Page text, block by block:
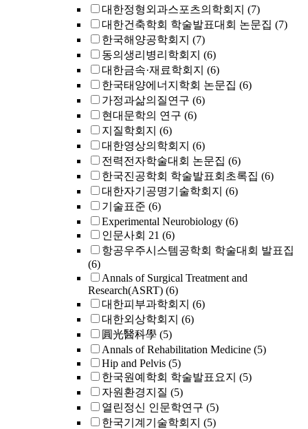
대한정형외과스포츠의학회지 (7)
대한건축학회 학술발표대회 논문집 (7)
한국해양공학회지 (7)
동의생리병리학회지 (6)
대한금속·재료학회지 (6)
한국태양에너지학회 논문집 (6)
가정과삶의질연구 (6)
현대문학의 연구 (6)
지질학회지 (6)
대한영상의학회지 (6)
전력전자학술대회 논문집 (6)
한국진공학회 학술발표회초록집 (6)
대한자기공명기술학회지 (6)
기술표준 (6)
Experimental Neurobiology (6)
인문사회 21 (6)
항공우주시스템공학회 학술대회 발표집
(6)
Annals of Surgical Treatment and
Research(ASRT) (6)
대한피부과학회지 (6)
대한외상학회지 (6)
圓光醫科學 (5)
Annals of Rehabilitation Medicine (5)
Hip and Pelvis (5)
한국원예학회 학술발표요지 (5)
자원환경지질 (5)
열린정신 인문학연구 (5)
한국기계기술학회지 (5)